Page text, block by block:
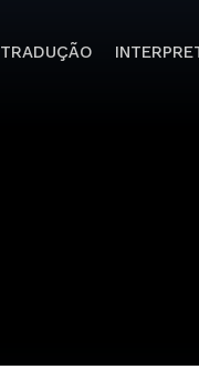
TRADUÇÃO